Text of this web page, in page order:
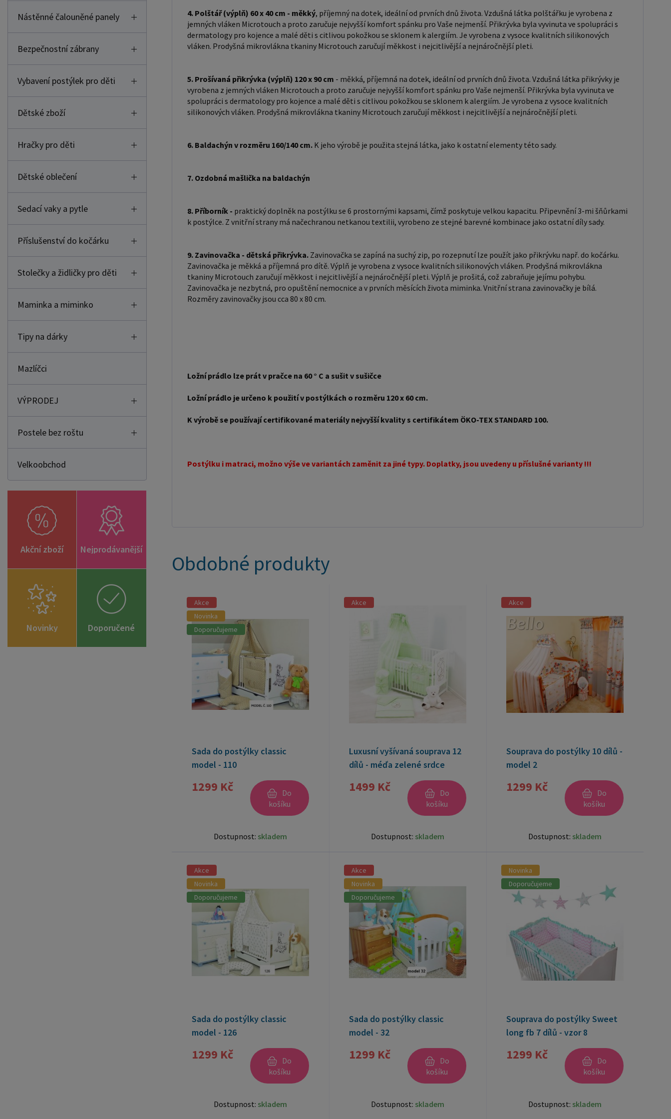
Nástěnné čalouněné panely
Bezpečnostní zábrany
Vybavení postýlek pro děti
Dětské zboží
Hračky pro děti
Dětské oblečení
Sedací vaky a pytle
Příslušenství do kočárku
Stolečky a židličky pro děti
Maminka a miminko
Tipy na dárky
Mazlíčci
VÝPRODEJ
Postele bez roštu
Velkoobchod
Akční zboží Nejprodávanější
Novinky
Doporučené
zboží
nejcitlivější a nejnáročnější pleti. 6. Baldachýn v rozměru
160/140 cm. K jeho výrobě je použita stejná látka, jako k
ostatní elementy této sady. 7. Ozdobná mašlička na
Připevnění 3-mi šňůrkami k postýlce. Z vnitřní strany má
načechranou netkanou textilii, vyrobeno ze stejné barevné
kombinace jako ostatní díly sady. 9. Zavinovačka - dětská
měkká a příjemná pro dítě. Výplň je vyrobena z vysoce
měsících života miminka. Vnitřní strana zavinovačky je bílá.
Rozměry zavinovačky jsou cca 80 x 80 cm. Ložní prádlo lze
k použití v postýlkách o rozměru 120 x 60 cm. K výrobě se
používají certifikované materiály nejvyšší kvality s
certifikátem ÖKO-TEX STANDARD 100. Postýlku i matraci,
4. Polštář (výplň) 60 x 40 cm - měkký, příjemný na dotek, ideální od prvních dnů života. Vzdušná látka polštářku je vyrobena z
jemných vláken Microtouch a proto zaručuje nejvyšší komfort spánku pro Vaše nejmenší. Přikrývka byla vyvinuta ve spolupráci s
dermatology pro kojence a malé děti s citlivou pokožkou se sklonem k alergiím. Je vyrobena z vysoce kvalitních silikonových
vláken. Prodyšná mikrovlákna tkaniny Microtouch zaručují měkkost i nejcitlivější a nejnáročnější pleti.
5. Prošívaná přikrývka (výplň) 120 x 90 cm - měkká, příjemná na dotek, ideální od prvních dnů života. Vzdušná látka přikrývky je
vyrobena z jemných vláken Microtouch a proto zaručuje nejvyšší komfort spánku pro Vaše nejmenší. Přikrývka byla vyvinuta ve
spolupráci s dermatology pro kojence a malé děti s citlivou pokožkou se sklonem k alergiím. Je vyrobena z vysoce kvalitních
silikonových vláken. Prodyšná mikrovlákna tkaniny Microtouch zaručují měkkost i nejcitlivější a nejnáročnější pleti.
6. Baldachýn v rozměru 160/140 cm.K jeho výrobě je použita stejná látka, jako k ostatní elementy této sady.
7. Ozdobná mašlička na baldachýn
8. Příborník - praktický doplněk na postýlku se 6 prostornými kapsami, čímž poskytuje velkou kapacitu. Připevnění 3-mi šňůrkami
k postýlce. Z vnitřní strany má načechranou netkanou textilii, vyrobeno ze stejné barevné kombinace jako ostatní díly sady.
9. Zavinovačka - dětská přikrývka.Zavinovačka se zapíná na suchý zip, po rozepnutí lze použít jako přikrývku např. do kočárku.
Zavinovačka je měkká a příjemná pro dítě. Výplň je vyrobena z vysoce kvalitních silikonových vláken. Prodyšná mikrovlákna
tkaniny Microtouch zaručují měkkost i nejcitlivější a nejnáročnější pleti. Výplň je prošitá, což zabraňuje jejímu pohybu.
Zavinovačka je nezbytná, pro opuštění nemocnice a v prvních měsících života miminka. Vnitřní strana zavinovačky je bílá.
Rozměry zavinovačky jsou cca 80 x 80 cm.
Ložní prádlo lze prát v pračce na 60 ° C a sušit v sušičce
Ložní prádlo je určeno k použití v postýlkách o rozměru 120 x 60 cm.
K výrobě se používají certifikované materiály nejvyšší kvality s certifikátem ÖKO-TEX STANDARD 100.
Postýlku i matraci, možno výše ve variantách zaměnit za jiné typy. Doplatky, jsou uvedeny u příslušné varianty !!!
Obdobné produkty
Akce
Novinka
Doporučujeme
Sada do postýlky classic
model - 110
1299 Kč
Do
košíku
Dostupnost: skladem
Akce
Luxusní vyšívaná souprava 12
dílů - méďa zelené srdce
1499 Kč
Do
košíku
Dostupnost: skladem
Akce
Souprava do postýlky 10 dílů -
model 2
1299 Kč
Do
košíku
Dostupnost: skladem
Akce
Novinka
Doporučujeme
Sada do postýlky classic
model - 126
1299 Kč
Do
košíku
Dostupnost: skladem
Akce
Novinka
Doporučujeme
Sada do postýlky classic
model - 32
1299 Kč
Do
košíku
Dostupnost: skladem
Novinka
Doporučujeme
Souprava do postýlky Sweet
long fb 7 dílů - vzor 8
1299 Kč
Do
košíku
Dostupnost: skladem